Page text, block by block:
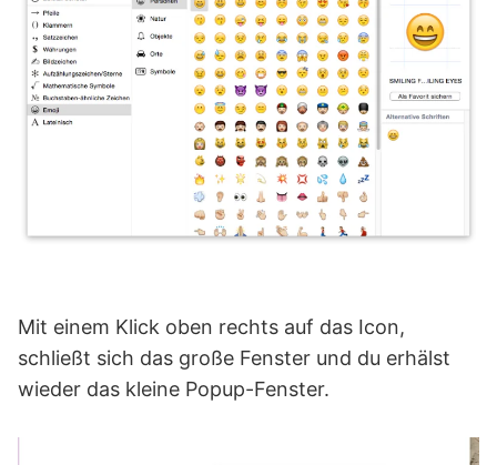
Mit einem Klick oben rechts auf das Icon,
schließt sich das große Fenster und du erhälst
wieder das kleine Popup-Fenster.